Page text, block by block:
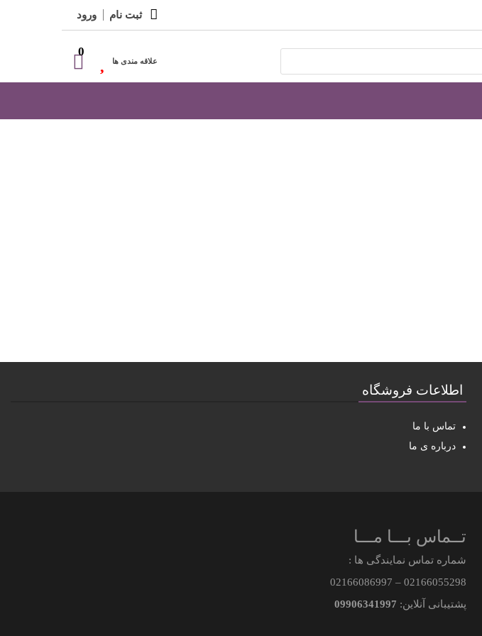
ثبت نام ورود
0
علاقه مندی ها
اطلاعات فروشگاه
تماس با ما
درباره ی ما
تــماس بـــا مـــا
شماره تماس نمایندگی ها :
02166055298
–
02166086997
پشتیبانی آنلاین: 09906341997